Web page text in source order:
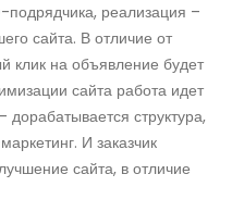
подрядчика, реализация –
сайта. В отличие от
клик на объявление будет
сайта работа идет
структура,
И заказчик
сайта, в отличие